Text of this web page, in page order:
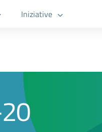
Iniziative